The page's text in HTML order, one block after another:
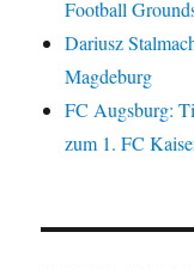
Football
Dariusz
Magdeburg
FC Augsburg:
zum 1. FC